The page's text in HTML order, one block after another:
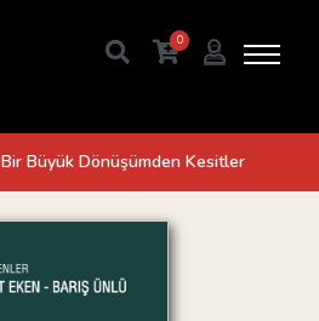
0
Bir Büyük Dönüşümden Kesitler